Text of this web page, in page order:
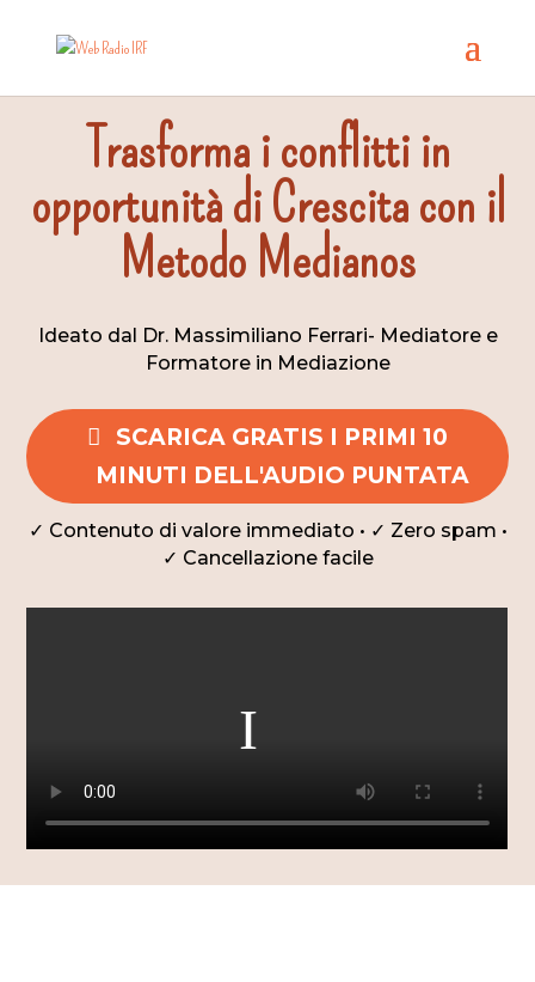
Trasforma i conflitti in
opportunità di Crescita con il
Metodo Medianos
Ideato dal Dr. Massimiliano Ferrari- Mediatore e
Formatore in Mediazione
SCARICA GRATIS I PRIMI 10
MINUTI DELL'AUDIO PUNTATA
✓ Contenuto di valore immediato • ✓ Zero spam •
✓ Cancellazione facile